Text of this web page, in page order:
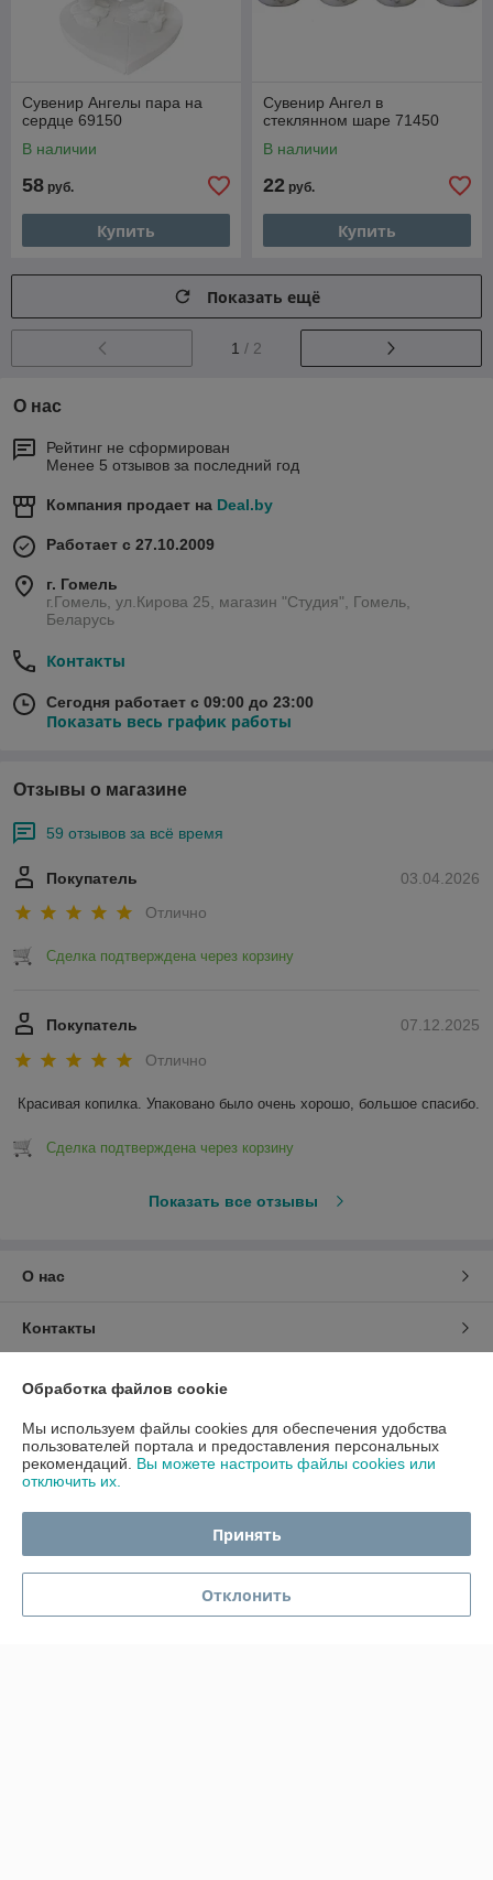
Сувенир Ангелы пара на
сердце 69150
В наличии
58 руб.
Купить
Сувенир Ангел в
стеклянном шаре 71450
В наличии
22 руб.
Купить
Показать ещё
1 / 2
О нас
Рейтинг не сформирован
Менее 5 отзывов за последний год
Компания продает на Deal.by
Работает с 27.10.2009
г. Гомель
г.Гомель, ул.Кирова 25, магазин "Студия", Гомель,
Беларусь
Контакты
Сегодня работает с 09:00 до 23:00
Показать весь график работы
Отзывы о магазине
59 отзывов за всё время
03.04.2026
Покупатель
Отлично
Сделка подтверждена через корзину
07.12.2025
Покупатель
Отлично
Красивая копилка. Упаковано было очень хорошо, большое спасибо.
Сделка подтверждена через корзину
Показать все отзывы
О нас
Контакты
Доставка и оплата
График работы
Полная версия сайта
Политика обработки cookies
Сайт создан на платформе Deal.by
Обработка файлов cookie
Мы используем файлы cookies для обеспечения удобства
пользователей портала и предоставления персональных
рекомендаций. Вы можете настроить файлы cookies или
отключить их.
Принять
Отклонить